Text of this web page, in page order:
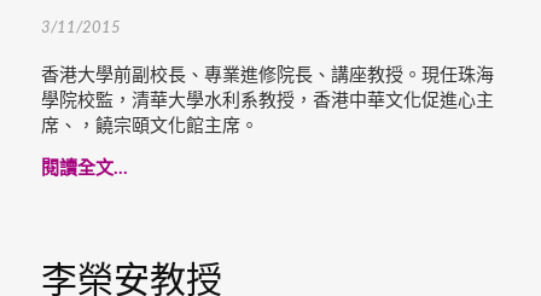
3/11/2015
香港大學前副校長、專業進修院長、講座教授。現任珠海
學院校監，清華大學水利系教授，香港中華文化促進心主
席、，饒宗頤文化館主席。
閱讀全文...
李榮安教授